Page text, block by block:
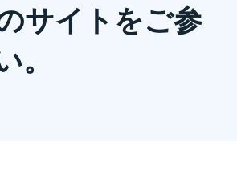
サイトをご参
。